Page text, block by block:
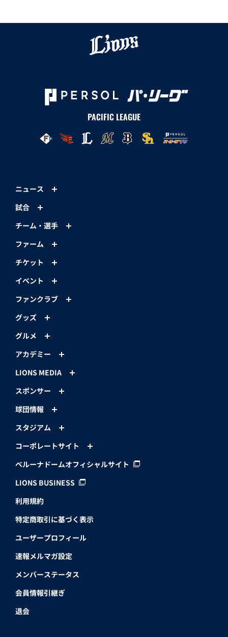
PACIFIC LEAGUE
ニュース
試合
チーム・選手
ファーム
チケット
イベント
ファンクラブ
グッズ
グルメ
アカデミー
LIONS MEDIA
スポンサー
球団情報
スタジアム
コーポレートサイト
ベルーナドームオフィシャルサイト
LIONS BUSINESS
利用規約
特定商取引に基づく表示
ユーザープロフィール
速報メルマガ設定
メンバーステータス
会員情報引継ぎ
退会